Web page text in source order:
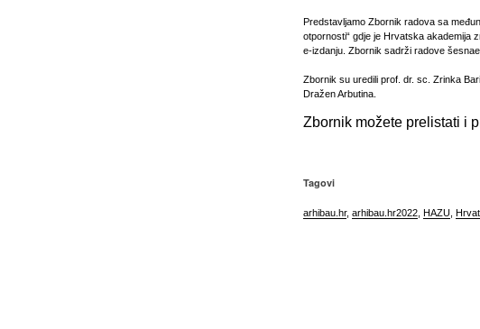
Predstavljamo Zbornik radova sa
otpornosti“ gdje je Hrvatska akademija
e-izdanju. Zbornik sadrži radove
Zbornik su uredili prof. dr. sc. Zrinka
Dražen Arbutina.
Zbornik možete prelistati i
Tagovi
arhibau.hr, arhibau.hr2022 HAZU